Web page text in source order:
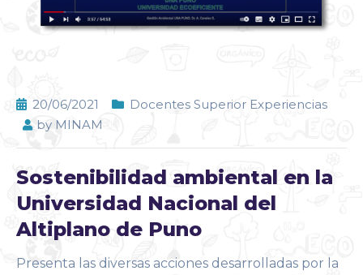
20/06/2021
Docentes Superior Experiencias
by MINAM
Sostenibilidad ambiental en la
Universidad Nacional del
Altiplano de Puno
Presenta las diversas acciones desarrolladas por la